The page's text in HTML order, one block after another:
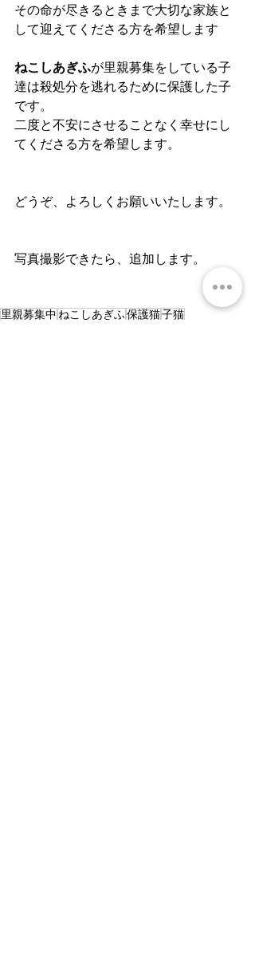
その命が尽きるときまで大切な家族と
して迎えてくださる方を希望します
ねこしあぎふが里親募集をしている子
達は殺処分を逃れるために保護した子
です。
二度と不安にさせることなく幸せにし
てくださる方を希望します。
どうぞ、よろしくお願いいたします。
写真撮影できたら、追加します。
里親募集中 ねこしあぎふ保護猫子猫